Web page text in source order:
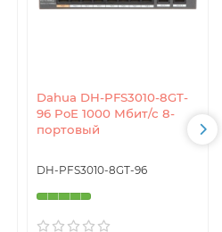
Dahua DH-PFS3010-8GT-
96 PoE 1000 Мбит/с 8-
портовый
DH-PFS3010-8GT-96